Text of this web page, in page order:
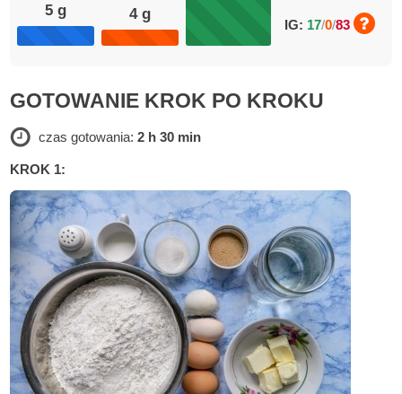
5 g 4g
IG: 17/0/83
GOTOWANIE KROK PO KROKU
czas gotowania: 2 h 30 min
KROK 1: